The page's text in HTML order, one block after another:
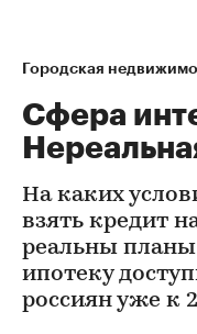
Городская
Сфера
На каких
взять кредит
реальны планы
ипотеку
россиян уже к